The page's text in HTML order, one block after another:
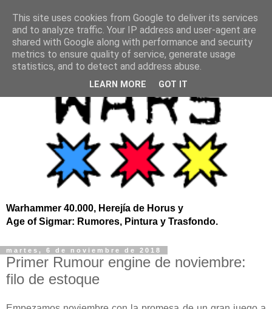
Warhammer 40.000, Herejía de Horus y
Age of Sigmar: Rumores, Pintura y Trasfondo.
martes, 6 de noviembre de 2018
Primer Rumour engine de noviembre:
filo de estoque
This site uses cookies from Google to deliver its services
and to analyze traffic. Your IP address and user-agent are
shared with Google along with performance and security
metrics to ensure quality of service, generate usage
statistics, and to detect and address abuse.
LEARN MORE GOT IT